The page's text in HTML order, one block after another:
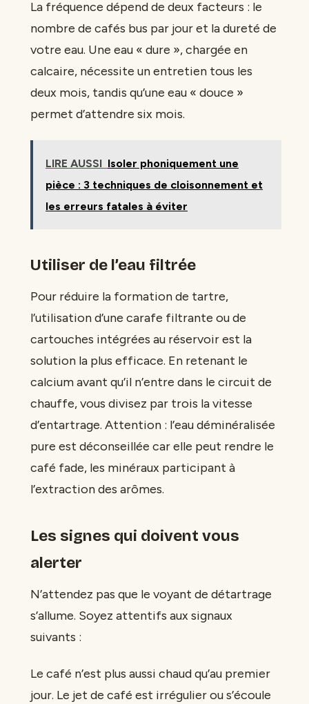
La fréquence dépend de deux facteurs : le
nombre de cafés bus par jour et la dureté de
votre eau. Une eau « dure », chargée en
calcaire, nécessite un entretien tous les
deux mois, tandis qu’une eau « douce »
permet d’attendre six mois.
LIRE AUSSI Isoler phoniquement une
pièce : 3 techniques de cloisonnement et
les erreurs fatales à éviter
Utiliser de l’eau filtrée
Pour réduire la formation de tartre,
l’utilisation d’une carafe filtrante ou de
cartouches intégrées au réservoir est la
solution la plus efficace. En retenant le
calcium avant qu’il n’entre dans le circuit de
chauffe, vous divisez par trois la vitesse
d’entartrage. Attention : l’eau déminéralisée
pure est déconseillée car elle peut rendre le
café fade, les minéraux participant à
l’extraction des arômes.
Les signes qui doivent vous
alerter
N’attendez pas que le voyant de détartrage
s’allume. Soyez attentifs aux signaux
suivants :
Le café n’est plus aussi chaud qu’au premier
jour. Le jet de café est irrégulier ou s’écoule